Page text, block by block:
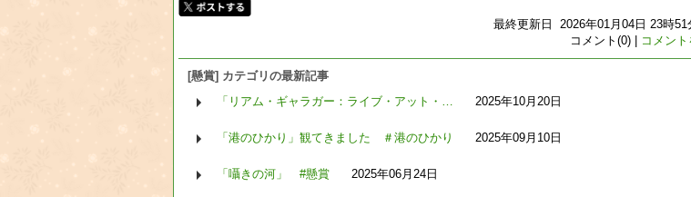
最終更新日 2026年01月04日 23時51
コメント(0) |
コメント
[懸賞] カテゴリの最新記事
「リアム・ギャラガー：ライブ・アット・…
2025年10月20日
「港のひかり」観てきました ＃港のひかり 2025年09月10日
「囁きの河」 #懸賞 2025年06月24日